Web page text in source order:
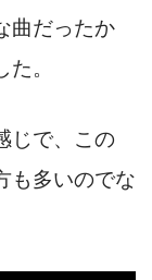
曲だったか
。
じで、この
も多いのでな